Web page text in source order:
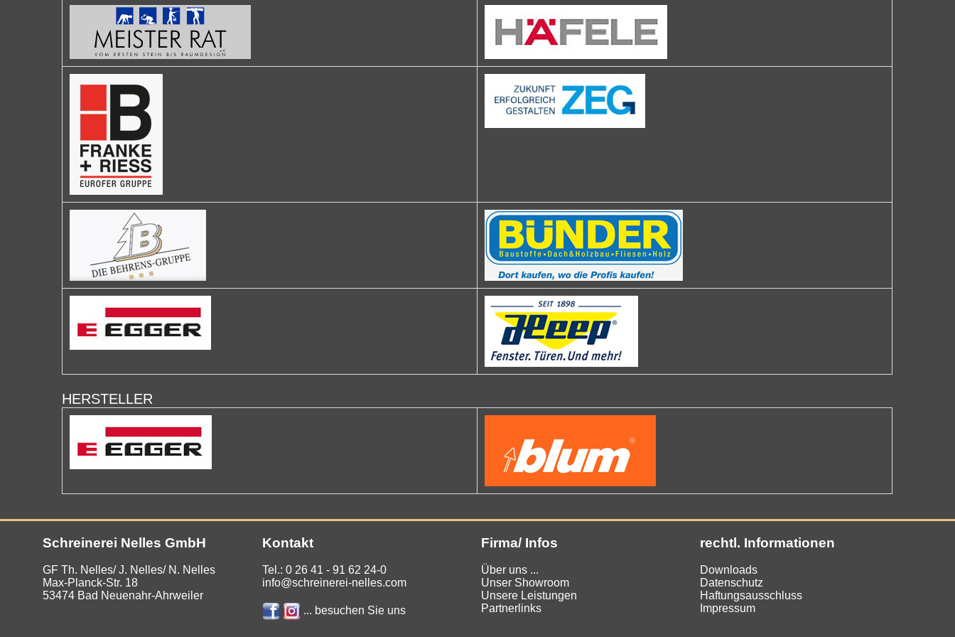
HERSTELLER
Schreinerei Nelles GmbH
GF Th. Nelles/ J. Nelles/ N. Nelles
Max-Planck-Str. 18
53474 Bad Neuenahr-Ahrweiler
Kontakt
Tel.: 0 26 41 - 91 62 24-0
info@schreinerei-nelles.com
... besuchen Sie uns
Firma/ Infos
Über uns ...
Unser Showroom
Unsere Leistungen
Partnerlinks
rechtl. Informationen
Downloads
Datenschutz
Haftungsausschluss
Impressum